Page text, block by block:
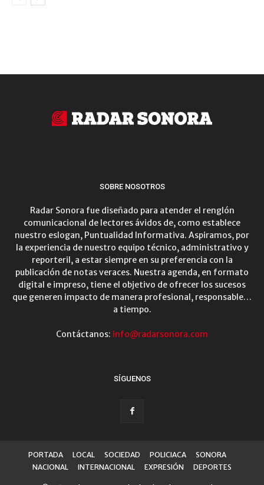
SOBRE NOSOTROS
Radar Sonora fue diseñado para atender el renglón
comunicacional de lectores ávidos de, como establece
nuestro eslogan, Puntualidad Informativa. Aspiramos, por
la experiencia de nuestro equipo técnico, administrativo y
reporteril, a estar siempre en su preferencia con la
publicación de notas veraces. Nuestra agenda, en formato
digital e impreso, tiene el objetivo de ofrecer los sucesos
que generen impacto de manera profesional, responsable…
a tiempo.
Contáctanos: info@radarsonora.com
SÍGUENOS
PORTADA LOCAL SOCIEDAD POLICIACA
SONORA
NACIONAL
INTERNACIONAL EXPRESIÓN DEPORTES